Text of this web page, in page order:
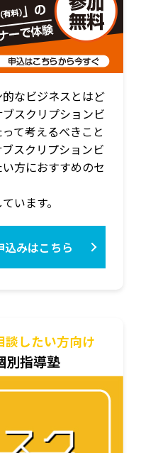
的なビジネスとはど
スクリプションビ
て考えるべきこと
スクリプションビ
方におすすめのセ
います。
込みはこちら
談したい方向け
別指導塾